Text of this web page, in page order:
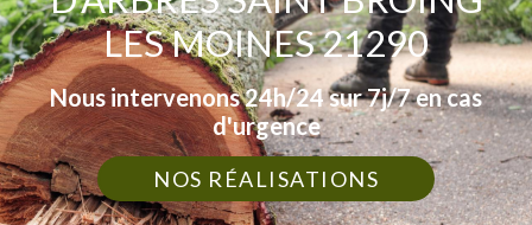
LES MOINES 21290
Nous intervenons 24h/24 sur 7j/7 en cas
d'urgence
NOS RÉALISATIONS